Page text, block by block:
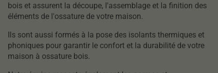
bois et assurent la découpe, l'assemblage et la finition des
éléments de l'ossature de votre maison.
Ils sont aussi formés à la pose des isolants thermiques et
phoniques pour garantir le confort et la durabilité de votre
maison à ossature bois.